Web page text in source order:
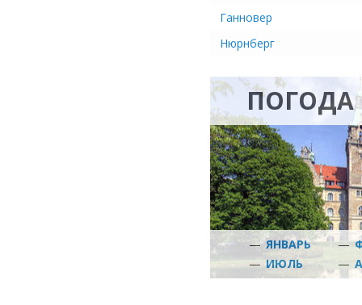
Ганновер
Нюрнберг
ПОГОДА
—ЯНВАРЬ —
— ИЮЛЬ —